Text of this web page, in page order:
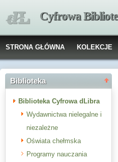
Cyfrowa
STRONA GŁÓWNA KOLEKCJE
Biblioteka
Biblioteka Cyfrowa dLibra
Wydawnictwa nielegalne i
niezależne
Oświata chełmska
Programy nauczania